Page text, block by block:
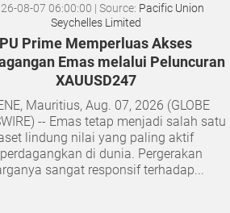
08-07 06:00:00 | Source: Pacific Union
Seychelles Limited
PU Prime Memperluas Akses
Emas melalui Peluncuran
XAUUSD247
Mauritius, Aug. 07, 2026 (GLOBE
-- Emas tetap menjadi salah satu
lindung nilai yang paling aktif
di dunia. Pergerakan
sangat responsif terhadap...